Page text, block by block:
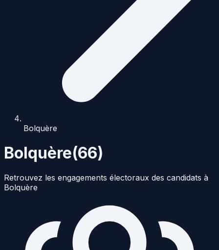
Bolquère
Bolquère(66)
Retrouvez les engagements électoraux des candidats à
Bolquère